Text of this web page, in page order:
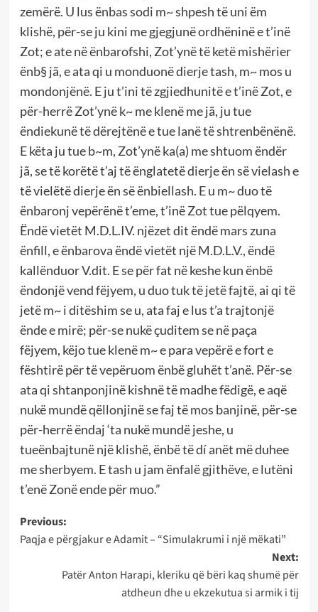
zemërë. U lus ënbas sodi m~ shpesh të uni ëm
klishë, për-se ju kini me gjegjunë ordhëninë e t’inë
Zot; e ate në ënbarofshi, Zot’ynë të ketë mishërier
ënb§ jã, e ata qi u monduonë dierje tash, m~ mos u
mondonjënë. E ju t’ini të zgjiedhunitë e t’inë Zot, e
për-herrë Zot’ynë k~ me klenë me jã, ju tue
ëndiekunë të dërejtënë e tue lanë të shtrenbënënë.
E këta ju tue b~m, Zot’ynë ka(a) me shtuom ëndër
jã, se të korëtë t’aj të ënglatetë dierje ën së vielash e
të vielëtë dierje ën së ënbiellash. E u m~ duo të
ënbaronj vepërënë t’eme, t’inë Zot tue pëlqyem.
Ëndë vietët M.D.L.IV. njëzet dit ëndë mars zuna
ënfill, e ënbarova ëndë vietët një M.D.L.V., ëndë
kallënduor V.dit. E se për fat në keshe kun ënbë
ëndonjë vend fëjyem, u duo tuk të jetë fajtë, ai qi të
jetë m~ i ditëshim se u, ata faj e lus t’a trajtonjë
ënde e mirë; për-se nukë çuditem se në paça
fëjyem, këjo tue klenë m~ e para vepërë e fort e
fështirë për të vepëruom ënbë gluhët t’anë. Për-se
ata qi shtanponjinë kishnë të madhe fëdigë, e aqë
nukë mundë qëllonjinë se faj të mos banjinë, për-se
për-herrë ëndaj ‘ta nukë mundë jeshe, u
tueënbajtunë një klishë, ënbë të dí anët më duhee
me sherbyem. E tash u jam ënfalë gjithëve, e lutëni
t’enë Zonë ende për muo.”
Post
navigation
Previous:
Paqja e përgjakur e Adamit – “Simulakrumi i një mëkati”
Next:
Patër Anton Harapi, kleriku që bëri kaq shumë për
atdheun dhe u ekzekutua si armik i tij